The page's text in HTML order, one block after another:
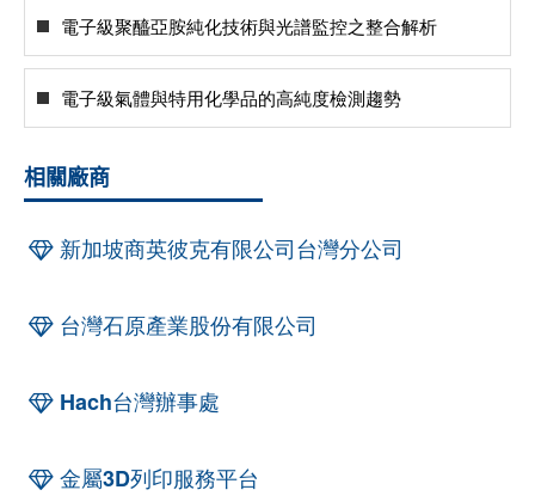
電子級聚醯亞胺純化技術與光譜監控之整合解析
電子級氣體與特用化學品的高純度檢測趨勢
相關廠商
新加坡商英彼克有限公司台灣分公司
台灣石原產業股份有限公司
Hach台灣辦事處
金屬3D列印服務平台